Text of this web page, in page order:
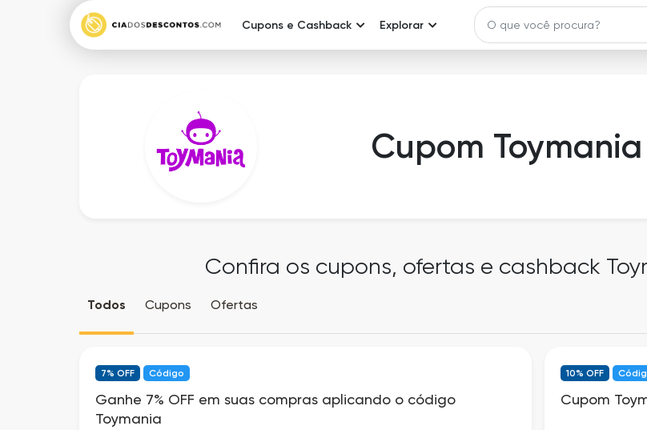
Cupons e Cashback Explorar
Cupom Toymania
Confira os cupons, ofertas e cashback
Todos Cupons Ofertas
7% OFF Código
Ganhe 7% OFF em suas compras aplicando o código
Toymania
10% OFF
Cupom